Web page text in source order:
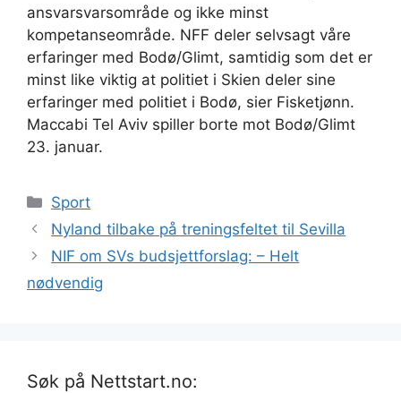
ansvarsvarsområde og ikke minst
kompetanseområde. NFF deler selvsagt våre
erfaringer med Bodø/Glimt, samtidig som det er
minst like viktig at politiet i Skien deler sine
erfaringer med politiet i Bodø, sier Fisketjønn.
Maccabi Tel Aviv spiller borte mot Bodø/Glimt
23. januar.
Kategorier
Sport
Nyland tilbake på treningsfeltet til Sevilla
NIF om SVs budsjettforslag: – Helt
nødvendig
Søk på Nettstart.no: